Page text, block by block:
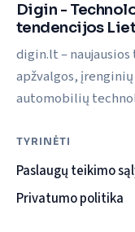
Digin -
tendencijos
digin.lt –
apžvalgos,
automobilių
TYRINĖTI
Paslaugų teikimo
Privatumo politika